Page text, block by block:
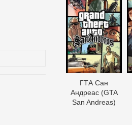
ГТА Сан
Андреас (GTA
San Andreas)